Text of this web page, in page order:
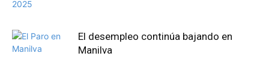
El desempleo continúa bajando en
Manilva